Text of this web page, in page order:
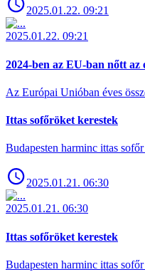
2025.01.22. 09:21
2025.01.22. 09:21
2024-ben az EU-ban nőtt az
Az Európai Unióban éves
Ittas sofőröket kerestek
Budapesten harminc ittas
2025.01.21. 06:30
2025.01.21. 06:30
Ittas sofőröket kerestek
Budapesten harminc ittas